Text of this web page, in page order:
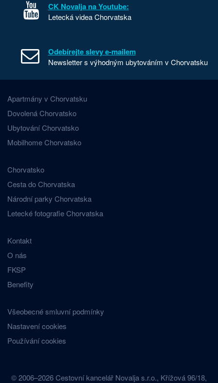
CK Novalja na Youtube:
Letecká videa Chorvatska
Odebírejte slevy e-mailem
Newsletter s výhodným ubytováním v Chorvatsku
Apartmány v Chorvatsku
Dovolená Chorvatsko
Ubytování Chorvatsko
Mobilhome Chorvatsko
Chorvatsko
Cesta do Chorvatska
Národní parky Chorvatska
Letecké fotografie Chorvatska
Kontakt
O nás
FKSP
Benefity
Všeobecné smluvní podmínky
Nastavení cookies
Používání cookies
© 2006–2026 Cestovní kancelář Novalja s.r.o., Křížová 96/18,